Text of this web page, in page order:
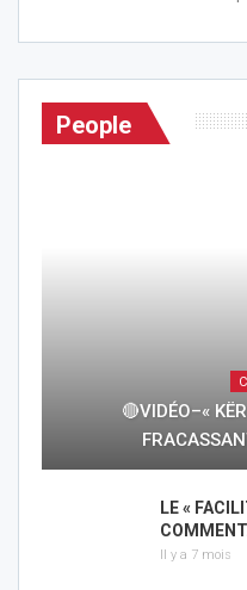
People
🔴VIDÉO–«
LE «
Il y a 7 mois